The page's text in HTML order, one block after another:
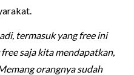
termasuk yang free ini
saja kita mendapatkan,
orangnya sudah